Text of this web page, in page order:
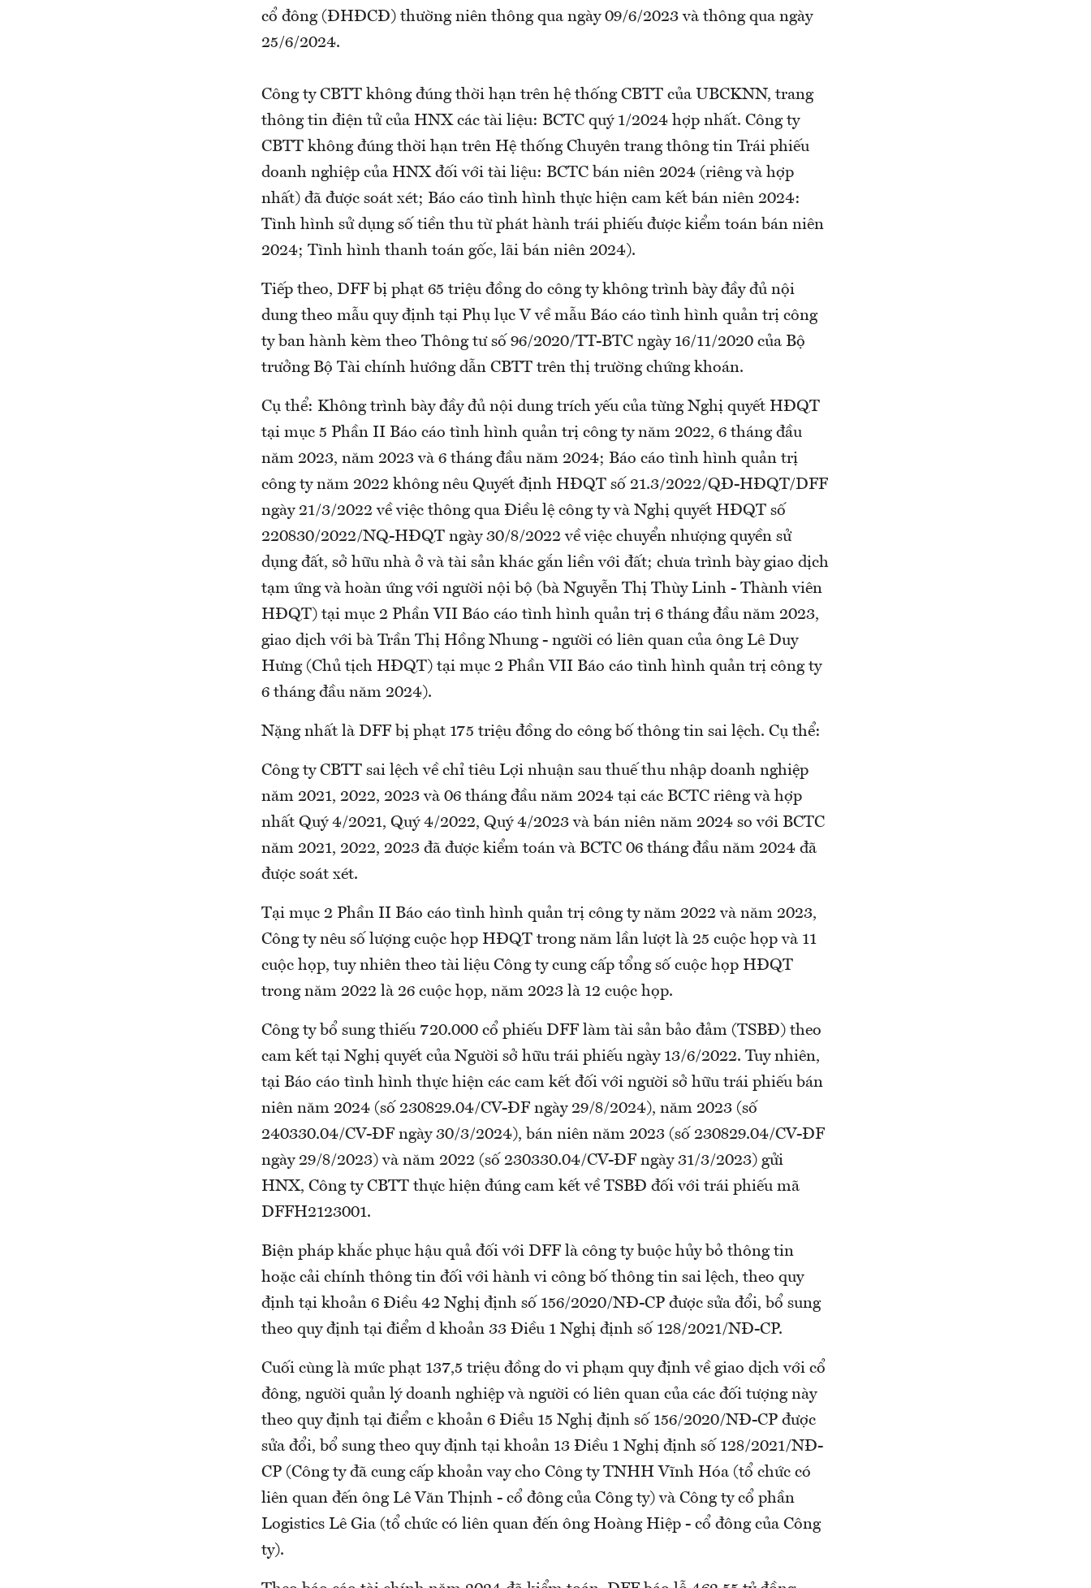
cổ đông (ĐHĐCĐ) thường niên thông qua ngày 09/6/2023 và thông qua ngày
25/6/2024.
Công ty CBTT không đúng thời hạn trên hệ thống CBTT của UBCKNN, trang
thông tin điện tử của HNX các tài liệu: BCTC quý 1/2024 hợp nhất. Công ty
CBTT không đúng thời hạn trên Hệ thống Chuyên trang thông tin Trái phiếu
doanh nghiệp của HNX đối với tài liệu: BCTC bán niên 2024 (riêng và hợp
nhất) đã được soát xét; Báo cáo tình hình thực hiện cam kết bán niên 2024:
Tình hình sử dụng số tiền thu từ phát hành trái phiếu được kiểm toán bán niên
2024; Tình hình thanh toán gốc, lãi bán niên 2024).
Tiếp theo, DFF bị phạt 65 triệu đồng do công ty không trình bày đầy đủ nội
dung theo mẫu quy định tại Phụ lục V về mẫu Báo cáo tình hình quản trị công
ty ban hành kèm theo Thông tư số 96/2020/TT-BTC ngày 16/11/2020 của Bộ
trưởng Bộ Tài chính hướng dẫn CBTT trên thị trường chứng khoán.
Cụ thể: Không trình bày đầy đủ nội dung trích yếu của từng Nghị quyết HĐQT
tại mục 5 Phần II Báo cáo tình hình quản trị công ty năm 2022, 6 tháng đầu
năm 2023, năm 2023 và 6 tháng đầu năm 2024; Báo cáo tình hình quản trị
công ty năm 2022 không nêu Quyết định HĐQT số 21.3/2022/QĐ-HĐQT/DFF
ngày 21/3/2022 về việc thông qua Điều lệ công ty và Nghị quyết HĐQT số
220830/2022/NQ-HĐQT ngày 30/8/2022 về việc chuyển nhượng quyền sử
dụng đất, sở hữu nhà ở và tài sản khác gắn liền với đất; chưa trình bày giao dịch
tạm ứng và hoàn ứng với người nội bộ (bà Nguyễn Thị Thùy Linh - Thành viên
HĐQT) tại mục 2 Phần VII Báo cáo tình hình quản trị 6 tháng đầu năm 2023,
giao dịch với bà Trần Thị Hồng Nhung - người có liên quan của ông Lê Duy
Hưng (Chủ tịch HĐQT) tại mục 2 Phần VII Báo cáo tình hình quản trị công ty
6 tháng đầu năm 2024).
Nặng nhất là DFF bị phạt 175 triệu đồng do công bố thông tin sai lệch. Cụ thể:
Công ty CBTT sai lệch về chỉ tiêu Lợi nhuận sau thuế thu nhập doanh nghiệp
năm 2021, 2022, 2023 và 06 tháng đầu năm 2024 tại các BCTC riêng và hợp
nhất Quý 4/2021, Quý 4/2022, Quý 4/2023 và bán niên năm 2024 so với BCTC
năm 2021, 2022, 2023 đã được kiểm toán và BCTC 06 tháng đầu năm 2024 đã
được soát xét.
Tại mục 2 Phần II Báo cáo tình hình quản trị công ty năm 2022 và năm 2023,
Công ty nêu số lượng cuộc họp HĐQT trong năm lần lượt là 25 cuộc họp và 11
cuộc họp, tuy nhiên theo tài liệu Công ty cung cấp tổng số cuộc họp HĐQT
trong năm 2022 là 26 cuộc họp, năm 2023 là 12 cuộc họp.
Công ty bổ sung thiếu 720.000 cổ phiếu DFF làm tài sản bảo đảm (TSBĐ) theo
cam kết tại Nghị quyết của Người sở hữu trái phiếu ngày 13/6/2022. Tuy nhiên,
tại Báo cáo tình hình thực hiện các cam kết đối với người sở hữu trái phiếu bán
niên năm 2024 (số 230829.04/CV-ĐF ngày 29/8/2024), năm 2023 (số
240330.04/CV-ĐF ngày 30/3/2024), bán niên năm 2023 (số 230829.04/CV-ĐF
ngày 29/8/2023) và năm 2022 (số 230330.04/CV-ĐF ngày 31/3/2023) gửi
HNX, Công ty CBTT thực hiện đúng cam kết về TSBĐ đối với trái phiếu mã
DFFH2123001.
Biện pháp khắc phục hậu quả đối với DFF là công ty buộc hủy bỏ thông tin
hoặc cải chính thông tin đối với hành vi công bố thông tin sai lệch, theo quy
định tại khoản 6 Điều 42 Nghị định số 156/2020/NĐ-CP được sửa đổi, bổ sung
theo quy định tại điểm d khoản 33 Điều 1 Nghị định số 128/2021/NĐ-CP.
Cuối cùng là mức phạt 137,5 triệu đồng do vi phạm quy định về giao dịch với cổ
đông, người quản lý doanh nghiệp và người có liên quan của các đối tượng này
theo quy định tại điểm c khoản 6 Điều 15 Nghị định số 156/2020/NĐ-CP được
sửa đổi, bổ sung theo quy định tại khoản 13 Điều 1 Nghị định số 128/2021/NĐ-
CP (Công ty đã cung cấp khoản vay cho Công ty TNHH Vĩnh Hóa (tổ chức có
liên quan đến ông Lê Văn Thịnh - cổ đông của Công ty) và Công ty cổ phần
Logistics Lê Gia (tổ chức có liên quan đến ông Hoàng Hiệp - cổ đông của Công
ty).